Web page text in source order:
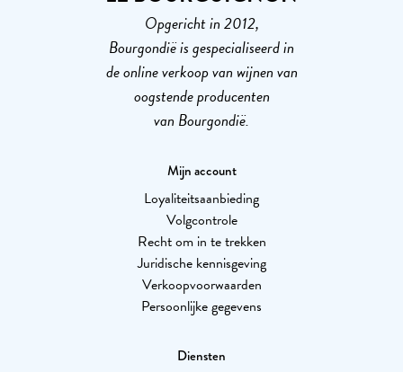
Opgericht in 2012,
Bourgondië is gespecialiseerd in
de online verkoop van wijnen van
oogstende producenten
van Bourgondië.
Mijn account
Loyaliteitsaanbieding
Volgcontrole
Recht om in te trekken
Juridische kennisgeving
Verkoopvoorwaarden
Persoonlijke gegevens
Diensten